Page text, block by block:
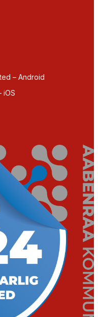
– Android
iOS